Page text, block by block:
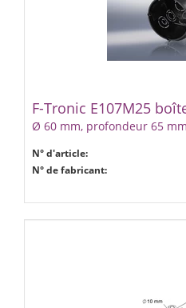
F-Tronic E107M25
Ø 60 mm, profondeur 65 mm
N° d'article:
N° de fabricant: